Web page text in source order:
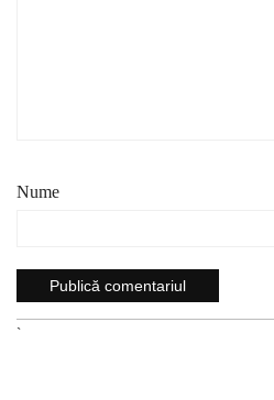
Nume
`